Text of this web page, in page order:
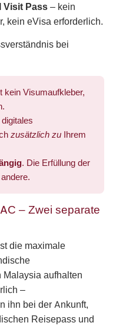
Visit Pass– kein
kein eVisa erforderlich.
bei
kein Visumaufkleber,
zusätzlich zu Ihrem
. Die Erfüllung der
– Zwei separate
die maximale
aufhalten
–
ihn bei der Ankunft,
Reisepass und